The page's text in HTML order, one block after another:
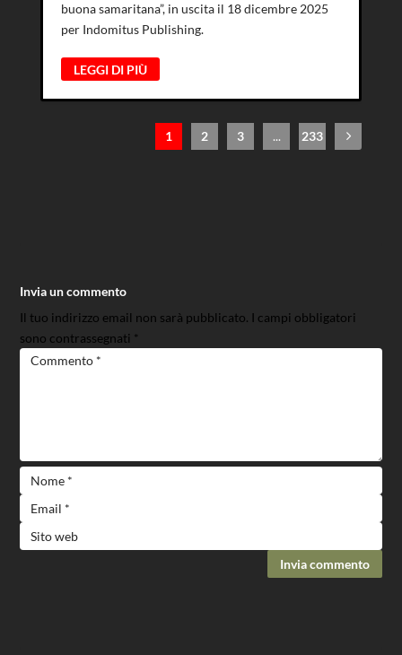
buona samaritana”, in uscita il 18 dicembre 2025
per Indomitus Publishing.
LEGGI DI PIÙ
1 2 3 ... 233
Invia un commento
Il tuo indirizzo email non sarà pubblicato. I campi obbligatori
sono contrassegnati *
Invia commento